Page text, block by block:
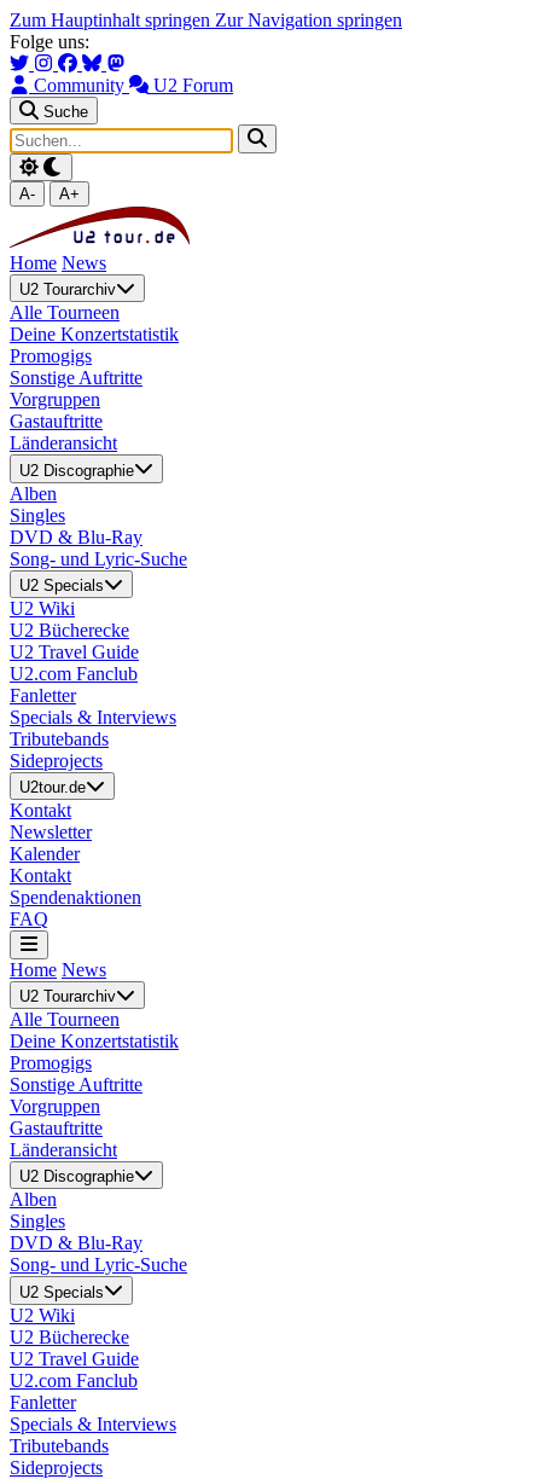
Zum Hauptinhalt springen Zur Navigation springen
Folge uns:
Community U2 Forum
Suche
A- A+
Home News
U2 Tourarchiv
Alle Tourneen
Deine Konzertstatistik
Promogigs
Sonstige Auftritte
Vorgruppen
Gastauftritte
Länderansicht
U2 Discographie
Alben
Singles
DVD & Blu-Ray
Song- und Lyric-Suche
U2 Specials
U2 Wiki
U2 Bücherecke
U2 Travel Guide
U2.com Fanclub
Fanletter
Specials & Interviews
Tributebands
Sideprojects
U2tour.de
Kontakt
Newsletter
Kalender
Kontakt
Spendenaktionen
FAQ
Home News
U2 Tourarchiv
Alle Tourneen
Deine Konzertstatistik
Promogigs
Sonstige Auftritte
Vorgruppen
Gastauftritte
Länderansicht
U2 Discographie
Alben
Singles
DVD & Blu-Ray
Song- und Lyric-Suche
U2 Specials
U2 Wiki
U2 Bücherecke
U2 Travel Guide
U2.com Fanclub
Fanletter
Specials & Interviews
Tributebands
Sideprojects